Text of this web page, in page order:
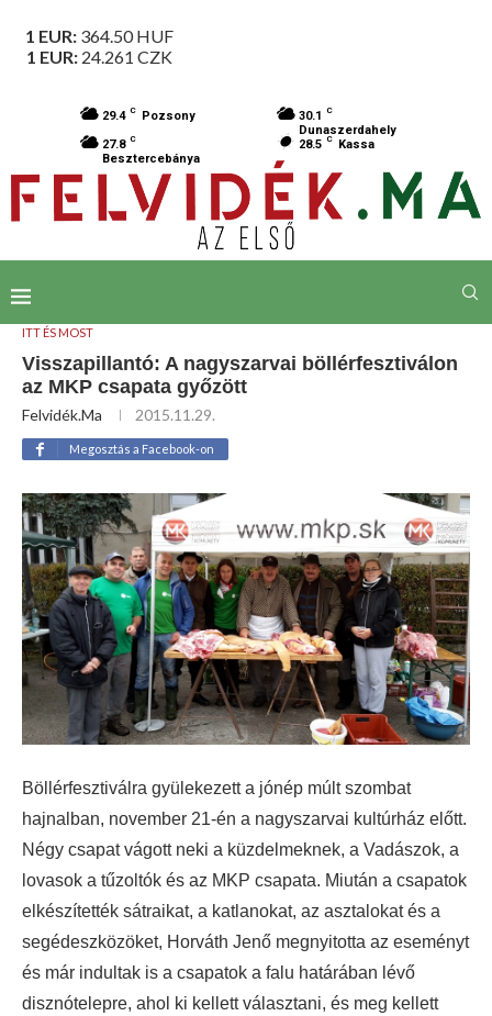
1 EUR: 364.50HUF
1 EUR: 24.261 CZK
29.4 C Pozsony 30.1 C
Dunaszerdahely
27.8 C
Besztercebánya
28.5 C Kassa
ITT ÉS MOST
Visszapillantó: A nagyszarvai böllérfesztiválon
az MKP csapata győzött
Felvidék.ma 2015.11.29.
Megosztás a Facebook-on
Böllérfesztiválra gyülekezett a jónép múlt szombat
hajnalban, november 21-én a nagyszarvai kultúrház előtt.
Négy csapat vágott neki a küzdelmeknek, a Vadászok, a
lovasok a tűzoltók és az MKP csapata. Miután a csapatok
elkészítették sátraikat, a katlanokat, az asztalokat és a
segédeszközöket, Horváth Jenő megnyitotta az eseményt
és már indultak is a csapatok a falu határában lévő
disznótelepre, ahol ki kellett választani, és meg kellett